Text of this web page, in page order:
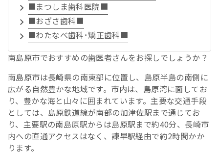
■まつしま歯科医院■
■おざさ歯科■
■わたなべ歯科･矯正歯科■
南島原市でおすすめの歯医者さんをお探しでしょうか？
南島原市は長崎県の南東部に位置し、島原半島の南側に
広がる自然豊かな地域です。市内は、島原湾に面してお
り、豊かな海と山々に囲まれています。主要な交通手段
としては、島原鉄道線が南部の加津佐駅まで通じてお
り、主要駅の南島原駅からは島原駅まで約40分、長崎市
内への直通アクセスはなく、諫早駅経由で約2時間かか
ります。